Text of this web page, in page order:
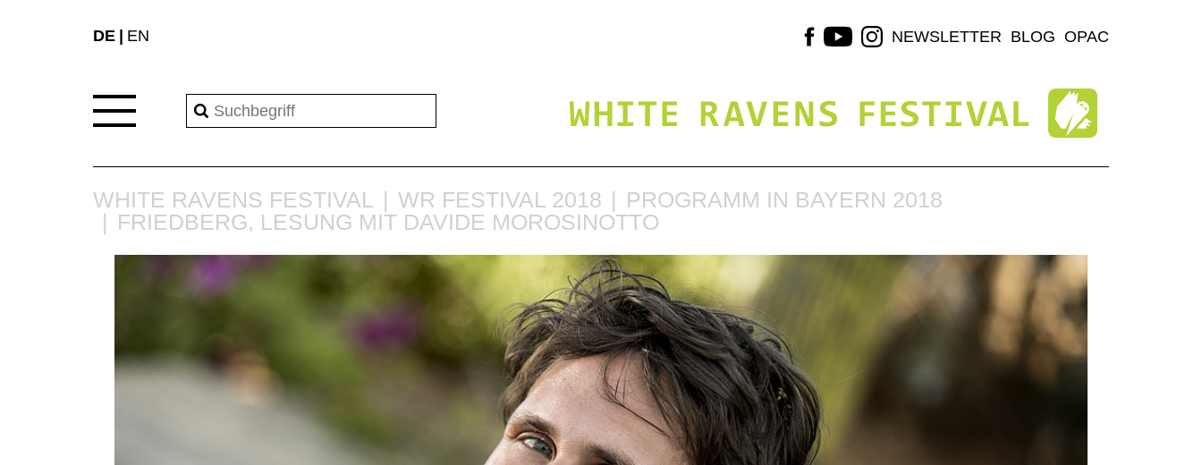
DE EN NEWSLETTER BLOG OPAC
WHITE RAVENS FESTIVAL WR FESTIVAL 2018
PROGRAMM IN BAYERN 2018
FRIEDBERG, LESUNG MIT DAVIDE MOROSINOTTO